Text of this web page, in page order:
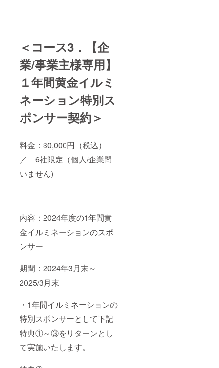
＜コース3．【企
業/事業主様専用】
１年間黄金イルミ
ネーション特別ス
ポンサー契約＞
料金：30,000円（税込）
／ 6社限定（個人/企業問
いません)
内容：2024年度の1年間黄
金イルミネーションのスポ
ンサー
期間：2024年3月末～
2025/3月末
・1年間イルミネーションの
特別スポンサーとして下記
特典①～③をリターンとし
て実施いたします。